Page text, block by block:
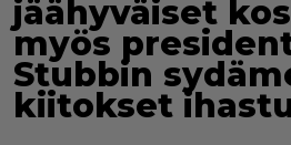
jäähyväiset
myös
Stubbin
kiitokset